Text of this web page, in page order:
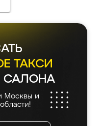
ТАКСИ
САЛОНА
Москвы и